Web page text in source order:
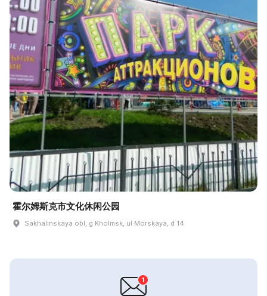
霍尔姆斯克市文化休闲公园
Sakhalinskaya obl, g Kholmsk, ul Morskaya, d 14